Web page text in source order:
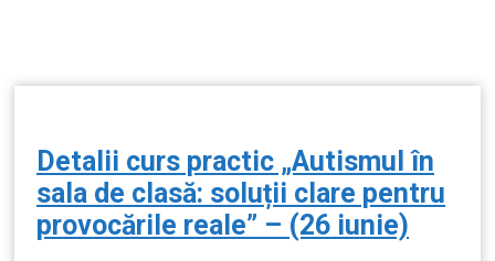
Detalii curs practic „Autismul în
sala de clasă: soluții clare pentru
provocările reale” – (26 iunie)